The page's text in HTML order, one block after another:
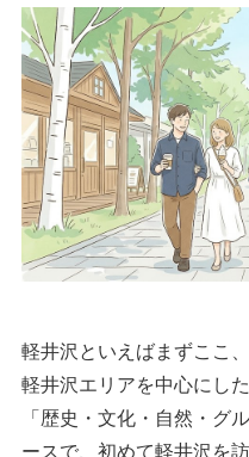
軽井沢といえばまずここ
軽井沢エリアを中心にし
「歴史・文化・自然・グ
ースで、初めて軽井沢を